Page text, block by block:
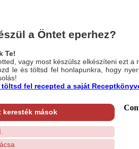
a Öntet eperhez?
Te!
vagy most készülsz elkészíteni ezt a
le és töltsd fel honlapunkra, hogy
fel recepted a saját
keresték mások